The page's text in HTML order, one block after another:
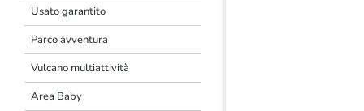
Usato garantito
Parco avventura
Vulcano multiattività
Area Baby